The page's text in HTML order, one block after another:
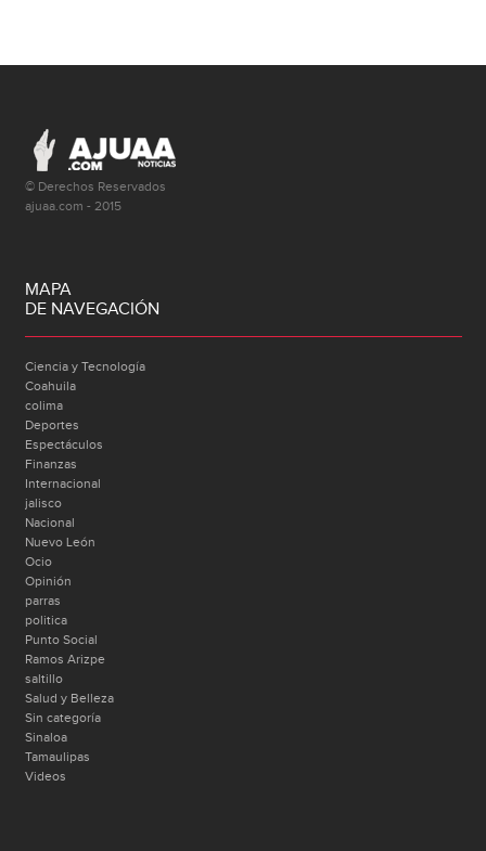
© Derechos Reservados
ajuaa.com - 2015
MAPA
DE NAVEGACIÓN
Ciencia y Tecnología
Coahuila
colima
Deportes
Espectáculos
Finanzas
Internacional
jalisco
Nacional
Nuevo León
Ocio
Opinión
parras
politica
Punto Social
Ramos Arizpe
saltillo
Salud y Belleza
Sin categoría
Sinaloa
Tamaulipas
Videos